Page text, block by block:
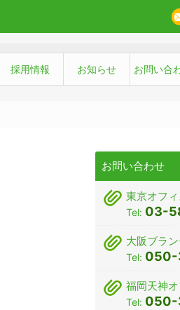
採用情報 お知らせ お問い合
お問い合わせ
東京オフィ
Tel: 03-
大阪ブラ
Tel: 050-
福岡天神
Tel: 050-